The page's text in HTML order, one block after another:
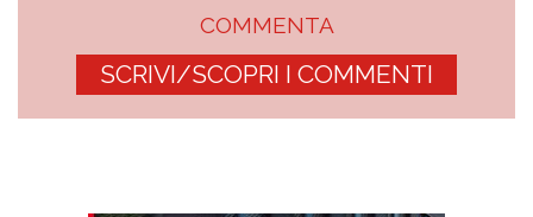
COMMENTA
SCRIVI/SCOPRI I COMMENTI